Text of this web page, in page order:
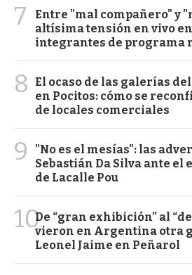
7
Entre "mal compañero" y
altísima tensión en vivo
integrantes de programa
8
El ocaso de las galerías
en Pocitos: cómo se
de locales comerciales
9
"No es el mesías": las
Sebastián Da Silva ante el
de Lacalle Pou
10De “gran exhibición” al
vieron en Argentina otra
Leonel Jaime en Peñarol